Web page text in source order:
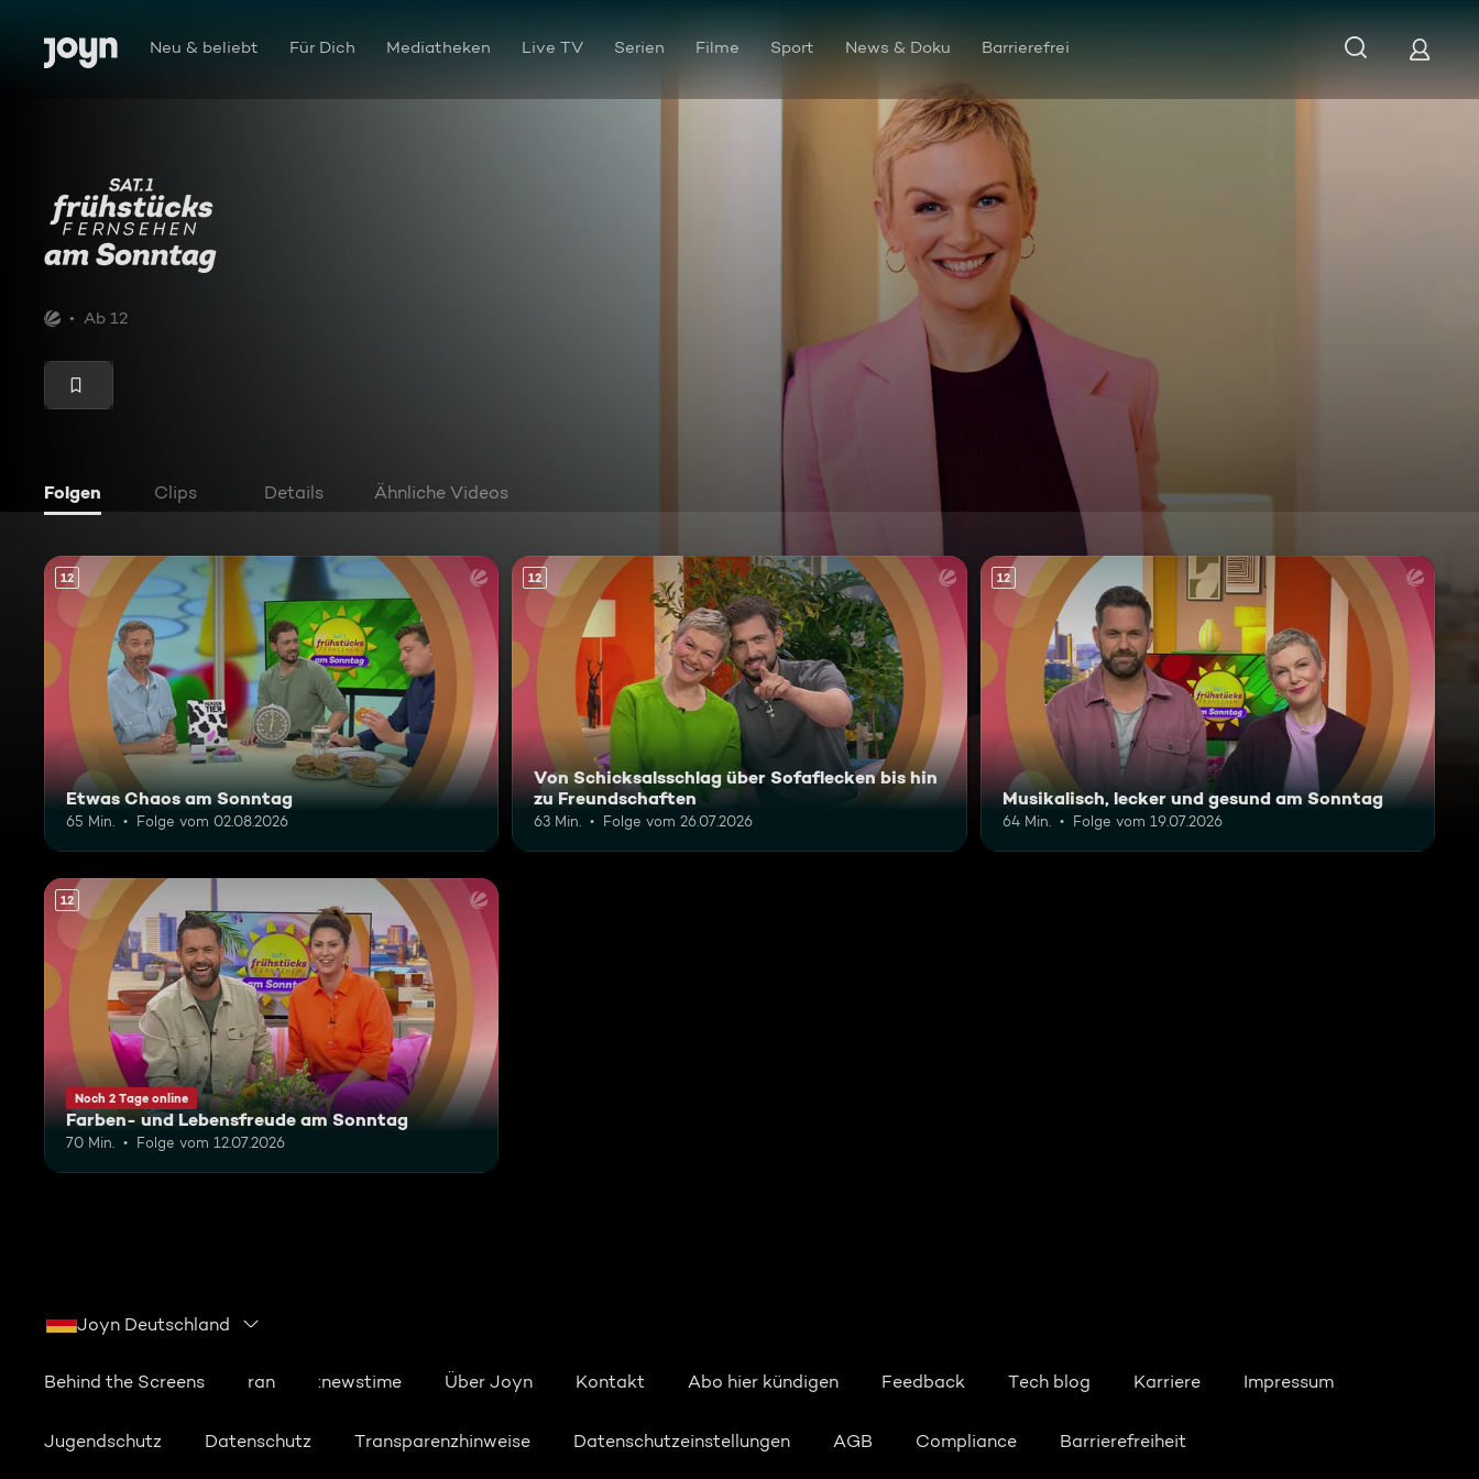
Zum Inhalt springen
Barrierefrei Neu & beliebt Für Dich Mediatheken Live TV Serien Filme Sport News & Doku Barrierefrei
SAT.1-Frühstücksfernsehen am Sonntag
Ab 12
Folgen Clips Details Ähnliche Videos
12
Etwas Chaos am Sonntag
65 Min. Folge vom 02.08.2026
12
Von Schicksalsschlag über Sofaflecken bis hin
zu Freundschaften
63 Min. Folge vom 26.07.2026
12
Musikalisch, lecker und gesund am Sonntag
64 Min. Folge vom 19.07.2026
12
Noch 2 Tage online
Farben- und Lebensfreude am Sonntag
70 Min. Folge vom 12.07.2026
Joyn Deutschland
Behind the Screens ran :newstime Über Joyn Kontakt Abo hier kündigen Feedback Tech blog Karriere Impressum
Jugendschutz Datenschutz Transparenzhinweise Datenschutzeinstellungen AGB Compliance Barrierefreiheit